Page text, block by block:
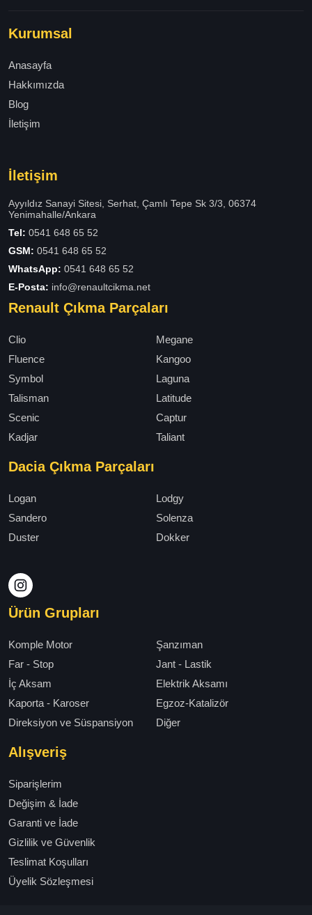
Kurumsal
Anasayfa
Hakkımızda
Blog
İletişim
İletişim
Ayyıldız Sanayi Sitesi, Serhat, Çamlı Tepe Sk 3/3, 06374
Yenimahalle/Ankara
Tel: 0541 648 65 52
GSM: 0541 648 65 52
WhatsApp: 0541 648 65 52
E-Posta: info@renaultcikma.net
Renault Çıkma Parçaları
Clio
Megane
Fluence
Kangoo
Symbol
Laguna
Talisman
Latitude
Scenic
Captur
Kadjar
Taliant
Dacia Çıkma Parçaları
Logan
Lodgy
Sandero
Solenza
Duster
Dokker
Ürün Grupları
Komple Motor
Şanzıman
Far - Stop
Jant - Lastik
İç Aksam
Elektrik Aksamı
Kaporta - Karoser
Egzoz-Katalizör
Direksiyon ve Süspansiyon
Diğer
Alışveriş
Siparişlerim
Değişim & İade
Garanti ve İade
Gizlilik ve Güvenlik
Teslimat Koşulları
Üyelik Sözleşmesi